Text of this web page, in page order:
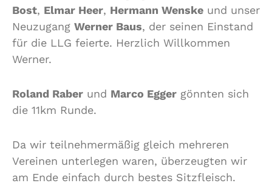
Bost, Elmar Heer, Hermann Wenske und unser
Neuzugang Werner Baus, der seinen Einstand
für die LLG feierte. Herzlich Willkommen
Werner.
Roland Raber und Marco Egger gönnten sich
die 11km Runde.
Da wir teilnehmermäßig gleich mehreren
Vereinen unterlegen waren, überzeugten wir
am Ende einfach durch bestes Sitzfleisch.